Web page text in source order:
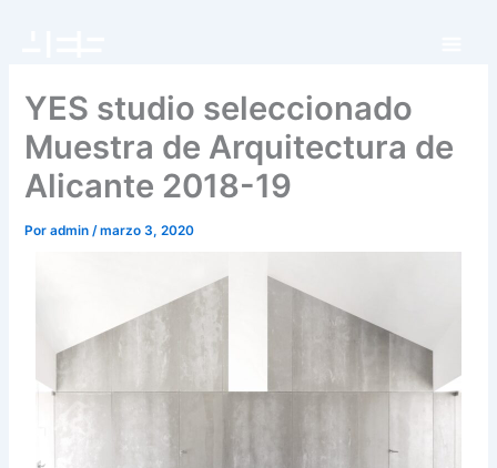
YES studio seleccionado
Muestra de Arquitectura de
Alicante 2018-19
Poradmin/marzo 3, 2020